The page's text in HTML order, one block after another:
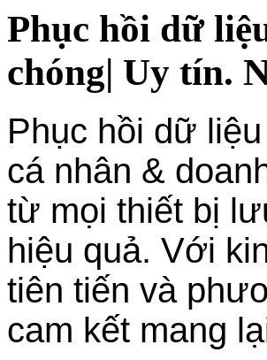
Phục hồi dữ
chóng| Uy tín.
Phục hồi dữ
cá nhân &
từ mọi thiết bị
hiệu quả. Với
tiên tiến và
cam kết mang